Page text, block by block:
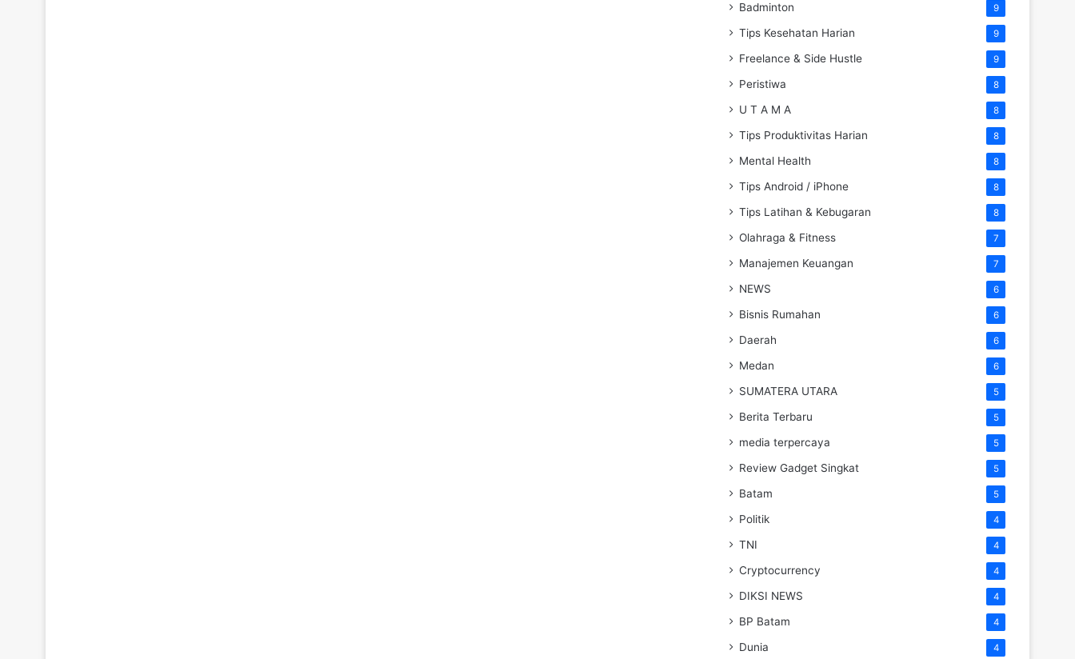
Badminton 9
Tips Kesehatan Harian 9
Freelance & Side Hustle 9
Peristiwa 8
U T A M A 8
Tips Produktivitas Harian 8
Mental Health 8
Tips Android / iPhone 8
Tips Latihan & Kebugaran 8
Olahraga & Fitness 7
Manajemen Keuangan 7
NEWS 6
Bisnis Rumahan 6
Daerah 6
Medan 6
SUMATERA UTARA 5
Berita Terbaru 5
media terpercaya 5
Review Gadget Singkat 5
Batam 5
Politik 4
TNI 4
Cryptocurrency 4
DIKSI NEWS 4
BP Batam 4
Dunia 4